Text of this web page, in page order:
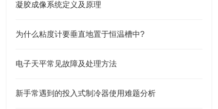
凝胶成像系统定义及原理
为什么粘度计要垂直地置于恒温槽中?
电子天平常见故障及处理方法
新手常遇到的投入式制冷器使用难题分析